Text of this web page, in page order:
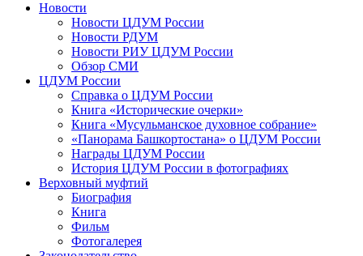
Новости
Новости ЦДУМ России
Новости РДУМ
Новости РИУ ЦДУМ России
Обзор СМИ
ЦДУМ России
Справка о ЦДУМ России
Книга «Исторические очерки»
Книга «Мусульманское духовное собрание»
«Панорама Башкортостана» о ЦДУМ России
Награды ЦДУМ России
История ЦДУМ России в фотографиях
Верховный муфтий
Биография
Книга
Фильм
Фотогалерея